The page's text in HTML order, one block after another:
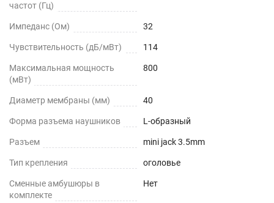
частот (Гц)
Импеданс (Ом) 32
Чувствительность (дБ/мВт) 114
Максимальная мощность
(мВт)
800
Диаметр мембраны (мм) 40
Форма разъема наушников L-образный
Разъем mini jack 3.5mm
Тип крепления оголовье
Сменные амбушюры в
комплекте
Нет